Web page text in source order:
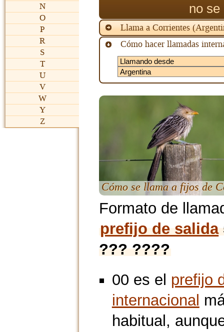
N
O
P
R
S
T
U
V
W
Y
Z
no
Llama a Corrientes
Cómo hacer llamadas
Cómo se llama a fijos de
Formato de
prefijo de salida
??? ????
00 es el prefijo
internacional
habitual,